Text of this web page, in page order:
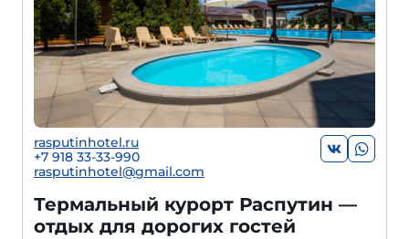
rasputinhotel.ru
+7 918 33-33-990
rasputinhotel@gmail.com
Термальный курорт Распутин —
отдых для дорогих гостей